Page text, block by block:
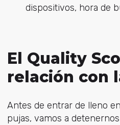
dispositivos, hora de
El Quality
relación con
Antes de entrar de lleno
pujas, vamos a